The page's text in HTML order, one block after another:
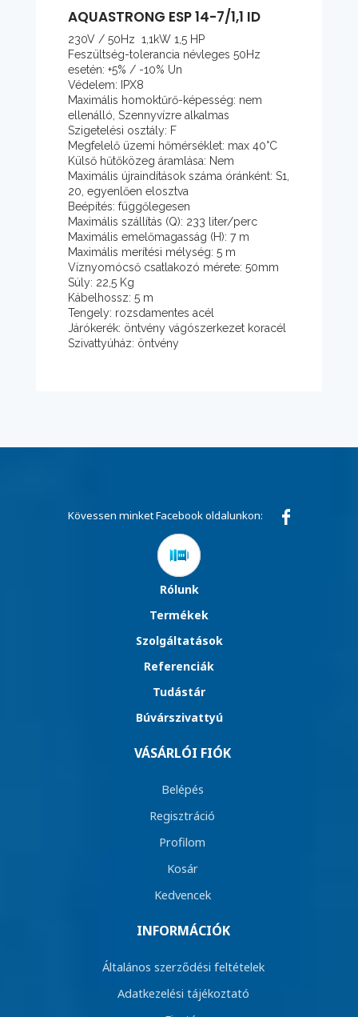
AQUASTRONG ESP 14-7/1,1 ID
230V / 50Hz 1,1kW 1,5 HP
Feszültség-tolerancia névleges 50Hz
esetén: +5% / -10% Un
Védelem: IPX8
Maximális homoktűrő-képesség: nem
ellenálló, Szennyvízre alkalmas
Szigetelési osztály: F
Megfelelő üzemi hőmérséklet: max 40°C
Külső hűtőközeg áramlása: Nem
Maximális újraindítások száma óránként: S1,
20, egyenlően elosztva
Beépítés: függőlegesen
Maximális szállítás (Q): 233 liter/perc
Maximális emelőmagasság (H): 7 m
Maximális merítési mélység: 5 m
Víznyomócső csatlakozó mérete: 50mm
Súly: 22,5 Kg
Kábelhossz: 5 m
Tengely: rozsdamentes acél
Járókerék: öntvény vágószerkezet koracél
Szivattyúház: öntvény
Kövessen minket Facebook oldalunkon:
Rólunk
Termékek
Szolgáltatások
Referenciák
Tudástár
Búvárszivattyú
VÁSÁRLÓI FIÓK
Belépés
Regisztráció
Profilom
Kosár
Kedvencek
INFORMÁCIÓK
Általános szerződési feltételek
Adatkezelési tájékoztató